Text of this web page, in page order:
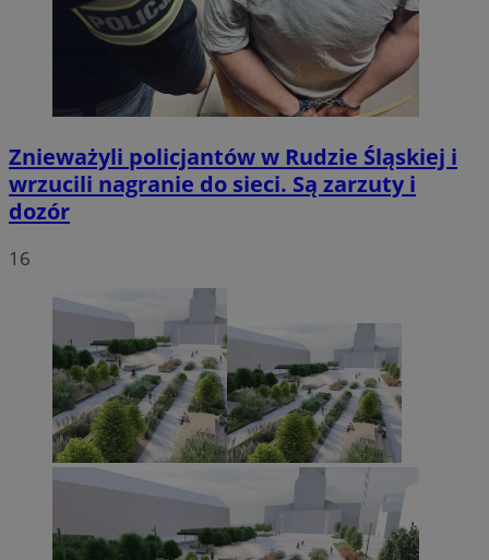
Znieważyli policjantów w Rudzie Śląskiej i
wrzucili nagranie do sieci. Są zarzuty i
dozór
16